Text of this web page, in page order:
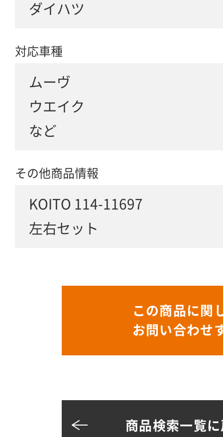
ダイハツ
対応車種
ムーヴ
ウエイク
など
その他商品情報
KOITO 114-11697
左右セット
この商品に関
お問い合わせ
商品検索一覧